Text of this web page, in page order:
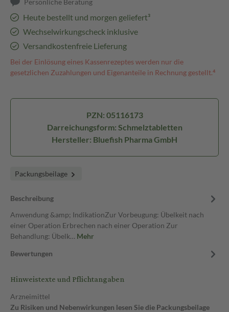
Persönliche Beratung
Heute bestellt und morgen geliefert³
Wechselwirkungscheck inklusive
Versandkostenfreie Lieferung
Bei der Einlösung eines Kassenrezeptes werden nur die
gesetzlichen Zuzahlungen und Eigenanteile in Rechnung gestellt.⁴
PZN: 05116173
Darreichungsform: Schmelztabletten
Hersteller: Bluefish Pharma GmbH
Packungsbeilage
Beschreibung
Anwendung &amp; IndikationZur Vorbeugung: Übelkeit nach
einer Operation Erbrechen nach einer Operation Zur
Behandlung: Übelk… Mehr
Bewertungen
Hinweistexte und Pflichtangaben
Arzneimittel
Zu Risiken und Nebenwirkungen lesen Sie die Packungsbeilage